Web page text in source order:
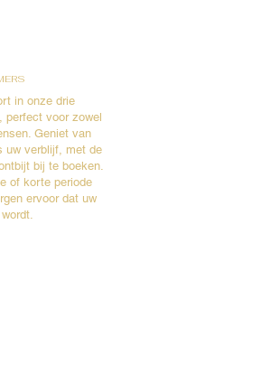
in onze drie
perfect voor zowel
Geniet van
uw verblijf, met de
bij te boeken.
of korte periode
ervoor dat uw